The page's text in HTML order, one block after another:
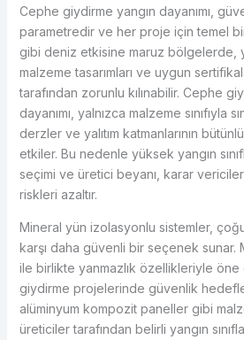
Cephe giydirme yangın dayanımı,
parametredir ve her proje için temel
gibi deniz etkisine maruz bölgelerde,
malzeme tasarımları ve uygun
tarafından zorunlu kılınabilir. Cephe
dayanımı, yalnızca malzeme sınıfıyla
derzler ve yalıtım katmanlarının
etkiler. Bu nedenle yüksek yangın
seçimi ve üretici beyanı, karar
riskleri azaltır.
Mineral yün izolasyonlu sistemler,
karşı daha güvenli bir seçenek sunar.
ile birlikte yanmazlık özellikleriyle öne
giydirme projelerinde güvenlik
alüminyum kompozit paneller gibi
üreticiler tarafından belirli yangın